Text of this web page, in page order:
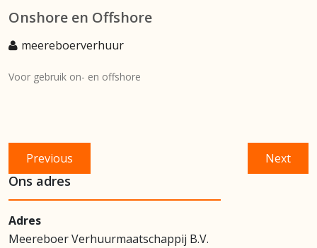
Onshore en Offshore
meereboerverhuur
Voor gebruik on- en offshore
Bericht
navigatie
Previous
post:
NextNext
post:
Ons adres
Adres
Meereboer Verhuurmaatschappij B.V.